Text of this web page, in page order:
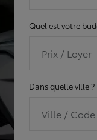
Quel est votre
Prix / Loyer
Dans quelle ville ?
Ville /